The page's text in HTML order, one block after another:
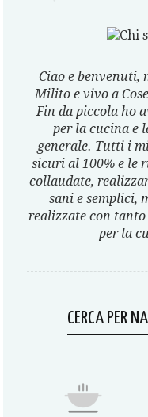
Ciao e benvenuti,
Milito e vivo a
Fin da piccola ho
per la cucina e
generale. Tutti i
sicuri al 100% e le
collaudate,
sani e semplici,
realizzate con tanto
per la
CERCA PER